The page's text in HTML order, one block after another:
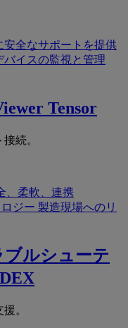
安全なサポートを提供
バイスの監視と管理
Tensor
続。
、柔軟、連携
ジー 製造現場へのリ
ルシューテ
。